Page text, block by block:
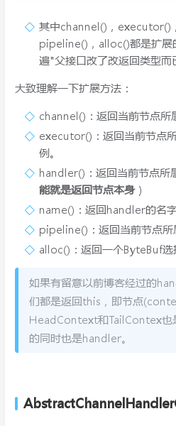
其中channel()，executor()
pipeline()，alloc()都是扩展
遍"父接口改了改返回类型而
大致理解一下扩展方法：
channel()：返回当前节点所
executor()：返回当前节点
例。
handler()：返回当前节点所
能就是返回节点本身）
name()：返回handler的名字
pipeline()：返回当前节点所
alloc()：返回一个ByteBuf选
如果有留意以前博客经过的
们都是返回this，即节点
HeadContext和TailContex也
的同时也是handler。